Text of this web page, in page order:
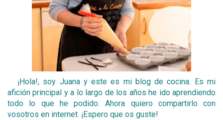
¡Hola!, soy Juana y este es mi blog de cocina. Es mi
afición principal y a lo largo de los años he ido aprendiendo
todo lo que he podido. Ahora quiero compartirlo con
vosotros en internet. ¡Espero que os guste!